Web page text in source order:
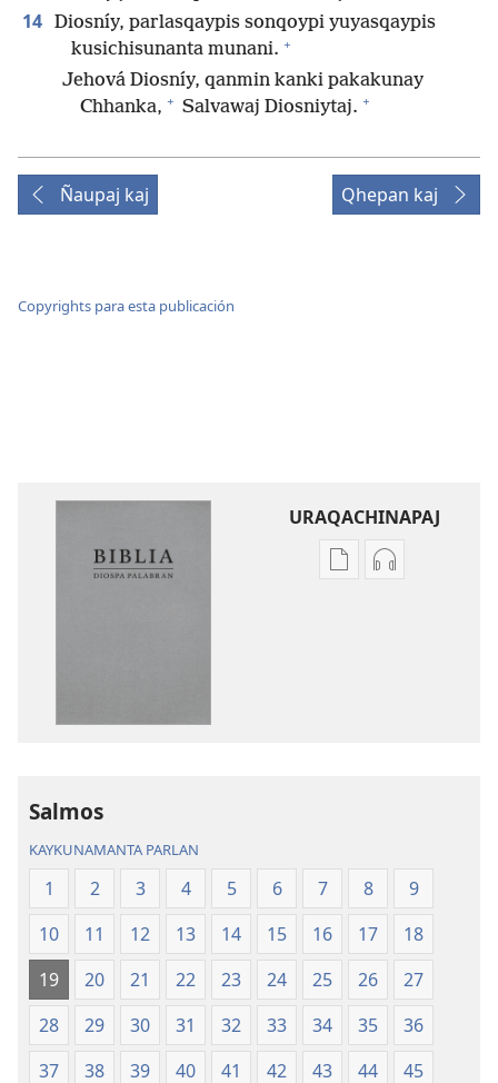
14 Diosníy, parlasqaypis sonqoypi yuyasqaypis
kusichisunanta munani. +
Jehová Diosníy, qanmin kanki pakakunay
Chhanka, + Salvawaj Diosniytaj. +
Ñaupaj kaj Qhepan kaj
Copyrights para esta publicación
URAQACHINAPAJ
Publicacionta
Grabasqata
Salmos
KAYKUNAMANTA PARLAN
1 2 3 4 5 6 7 8
9
10
11 12 13 14 15 16 17
18
19
20 21 22 23 24 25 26
27
28
29 30 31 32 33 34 35
36
37
38 39 40 41 42 43 44
45